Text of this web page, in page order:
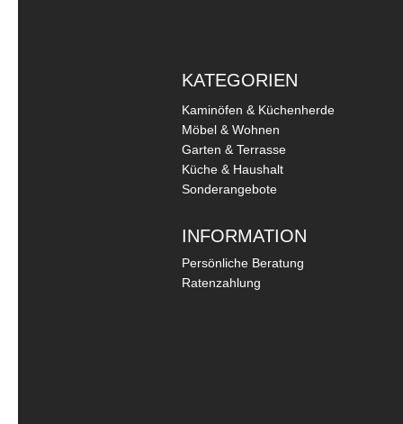
KATEGORIEN
Kaminöfen & Küchenherde
Möbel & Wohnen
Garten & Terrasse
Küche & Haushalt
Sonderangebote
INFORMATION
Persönliche Beratung
Ratenzahlung